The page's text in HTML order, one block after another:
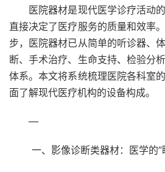
医院器材是现代医学诊疗活动的
直接决定了医疗服务的质量和效率
步，医院器材已从简单的听诊器、
断、手术治疗、生命支持、检验分
体系。本文将系统梳理医院各科室
面了解现代医疗机构的设备构成。
—
一、影像诊断类器材：医学的”